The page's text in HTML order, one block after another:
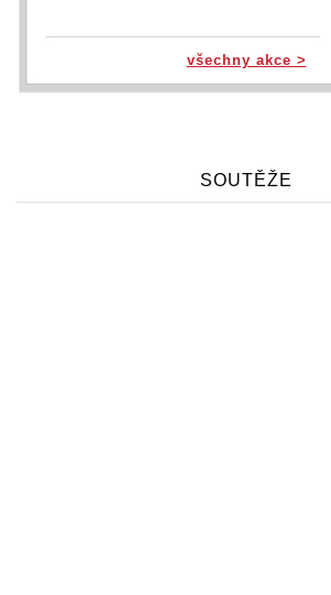
všechny akce >
SOUTĚŽE